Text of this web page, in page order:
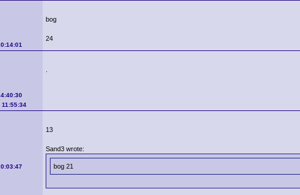
bog
24
11:55:34
13
Sand3 wrote:
bog 21